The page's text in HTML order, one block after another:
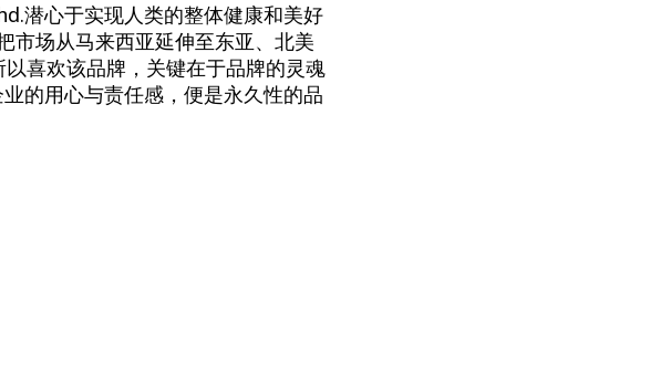
潜心于实现人类的整体健康和美好
市场从马来西亚延伸至东亚、北美
喜欢该品牌，关键在于品牌的灵魂
的用心与责任感，便是永久性的品